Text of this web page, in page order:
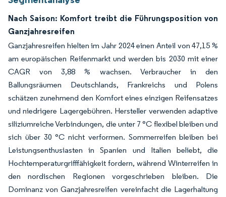
Nach Saison: Komfort treibt die Führungsposition von
Ganzjahresreifen
Ganzjahresreifen hielten im Jahr 2024 einen Anteil von 47,15 %
am europäischen Reifenmarkt und werden bis 2030 mit einer
CAGR von 3,88 % wachsen. Verbraucher in den
Ballungsräumen Deutschlands, Frankreichs und Polens
schätzen zunehmend den Komfort eines einzigen Reifensatzes
und niedrigere Lagergebühren. Hersteller verwenden adaptive
siliziumreiche Verbindungen, die unter 7 °C flexibel bleiben und
sich über 30 °C nicht verformen. Sommerreifen bleiben bei
Leistungsenthusiasten in Spanien und Italien beliebt, die
Hochtemperaturgrifffähigkeit fordern, während Winterreifen in
den nordischen Regionen vorgeschrieben bleiben. Die
Dominanz von Ganzjahresreifen vereinfacht die Lagerhaltung